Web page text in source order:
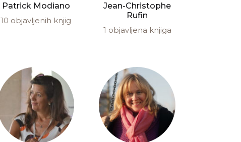
Patrick Modiano
10 objavljenih knjig
Jean-Christophe
Rufin
1 objavljena knjiga